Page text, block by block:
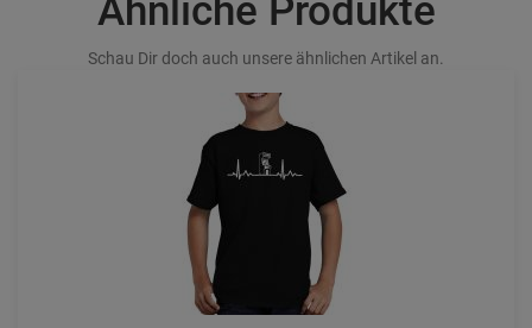
Ähnliche Produkte
Schau Dir doch auch unsere ähnlichen Artikel an.